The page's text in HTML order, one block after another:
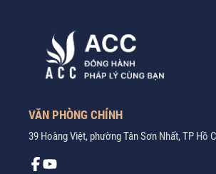
VĂN PHÒNG CHÍNH
39 Hoàng Việt, phường Tân Sơn Nhất, TP Hồ